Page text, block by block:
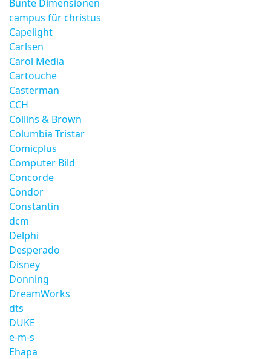
Bunte Dimensionen
campus für christus
Capelight
Carlsen
Carol Media
Cartouche
Casterman
CCH
Collins & Brown
Columbia Tristar
Comicplus
Computer Bild
Concorde
Condor
Constantin
dcm
Delphi
Desperado
Disney
Donning
DreamWorks
dts
DUKE
e-m-s
Ehapa